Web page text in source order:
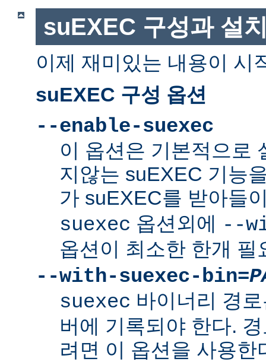
suEXEC 구성과 설
이제 재미있는 내용이 시
suEXEC 구성 옵션
--enable-suexec
이 옵션은 기본적으로
지않는 suEXEC 기능
가 suEXEC를 받아들
suexec 옵션외에
--
옵션이 최소한 한개 필
--with-suexec-bin=
suexec 바이너리 경
버에 기록되야 한다.
려면 이 옵션을 사용